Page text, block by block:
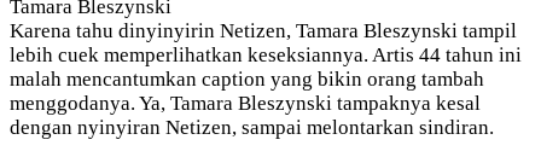
Tamara Bleszynski
Karena tahu dinyinyirin Netizen, Tamara Bleszynski tampil
lebih cuek memperlihatkan keseksiannya. Artis 44 tahun ini
malah mencantumkan caption yang bikin orang tambah
menggodanya. Ya, Tamara Bleszynski tampaknya kesal
dengan nyinyiran Netizen, sampai melontarkan sindiran.